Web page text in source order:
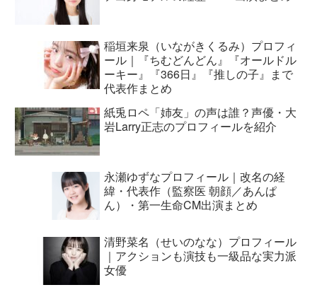
稲垣来泉（いながきくるみ）プロフィ
ール｜『ちむどんどん』『オールドル
ーキー』『366日』『推しの子』まで
代表作まとめ
紙兎ロペ「姉友」の声は誰？声優・大
岩Larry正志のプロフィールを紹介
永瀬ゆずなプロフィール｜改名の経
緯・代表作（監察医 朝顔／あんぱ
ん）・第一生命CM出演まとめ
清野菜名（せいのなな）プロフィール
｜アクションも演技も一級品な実力派
女優